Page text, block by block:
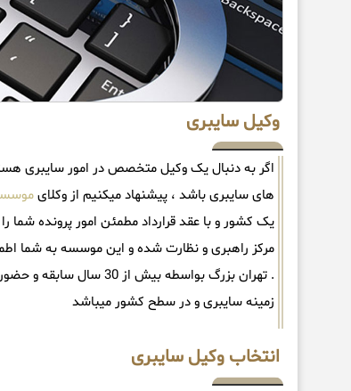
وکیل سایبری
اگر به دنبال یک وکیل متخصص در امور سایبری
های سایبری باشد ، پیشنهاد میکنیم از وکلای
یک کشور و با عقد قرارداد مطمئن امور پرونده شما
مرکز راهبری و نظارت شده و این موسسه به شما
. تهران بزرگ بواسطه بیش از 30 سال سابقه و حضور در دستگاه قضایی کشور بعنوان
زمینه سایبری و در سطح کشور میباشد
انتخاب وکیل سایبری